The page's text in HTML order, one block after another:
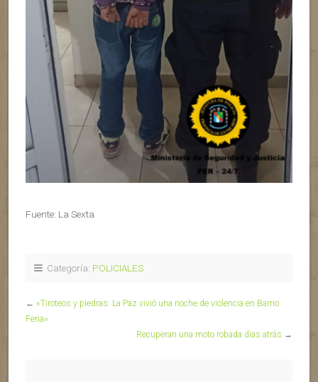
Fuente: La Sexta
Categoría: POLICIALES
← «Tiroteos y piedras: La Paz vivió una noche de violencia en Barrio
Feria»
Recuperan una moto robada dias atrás →